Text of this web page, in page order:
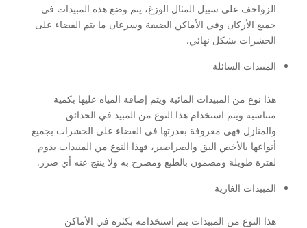
الزواحف على سبيل المثال الوزغ، يتم وضع هذه المبيدات في
جميع الأركان وفي الأماكن الضيقة وسرعان ما يتم القضاء على
الحشرات بشكل نهائي.
المبيدات السائلة
هذا نوع من المبيدات المائية ويتم إضافة المياه عليها بكمية
متناسبة ويتم استخدام هذا النوع من المبيد في الحدائق
والمنازل فهي معروفة بقدرتها في القضاء على الحشرات بجميع
أنواعها بالأخص البق والصراصير، فهذا النوع من المبيدات يدوم
لفترة طويلة ومضمون بالطبع ومصرح به ولا ينتج عنه أي ضرر.
المبيدات الغازية
هذا النوع من المبيدات يتم استخدامه بكثرة في الأماكن